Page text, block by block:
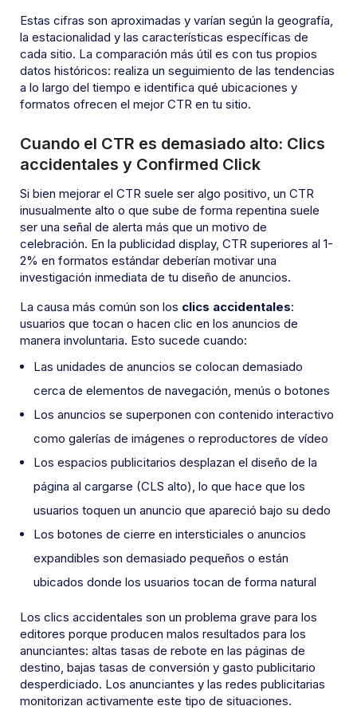
Estas cifras son aproximadas y varían según la geografía,
la estacionalidad y las características específicas de
cada sitio. La comparación más útil es con tus propios
datos históricos: realiza un seguimiento de las tendencias
a lo largo del tiempo e identifica qué ubicaciones y
formatos ofrecen el mejor CTR en tu sitio.
Cuando el CTR es demasiado alto: Clics
accidentales y Confirmed Click
Si bien mejorar el CTR suele ser algo positivo, un CTR
inusualmente alto o que sube de forma repentina suele
ser una señal de alerta más que un motivo de
celebración. En la publicidad display, CTR superiores al 1-
2% en formatos estándar deberían motivar una
investigación inmediata de tu diseño de anuncios.
La causa más común son los clics accidentales:
usuarios que tocan o hacen clic en los anuncios de
manera involuntaria. Esto sucede cuando:
Las unidades de anuncios se colocan demasiado
cerca de elementos de navegación, menús o botones
Los anuncios se superponen con contenido interactivo
como galerías de imágenes o reproductores de vídeo
Los espacios publicitarios desplazan el diseño de la
página al cargarse (CLS alto), lo que hace que los
usuarios toquen un anuncio que apareció bajo su dedo
Los botones de cierre en intersticiales o anuncios
expandibles son demasiado pequeños o están
ubicados donde los usuarios tocan de forma natural
Los clics accidentales son un problema grave para los
editores porque producen malos resultados para los
anunciantes: altas tasas de rebote en las páginas de
destino, bajas tasas de conversión y gasto publicitario
desperdiciado. Los anunciantes y las redes publicitarias
monitorizan activamente este tipo de situaciones.